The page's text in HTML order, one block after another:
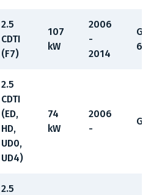
2.5
CDTI
(F7)
107
kW
2006
-
2014
2.5
CDTI
(ED,
HD,
UD0,
UD4)
74
kW
2006
-
2.5